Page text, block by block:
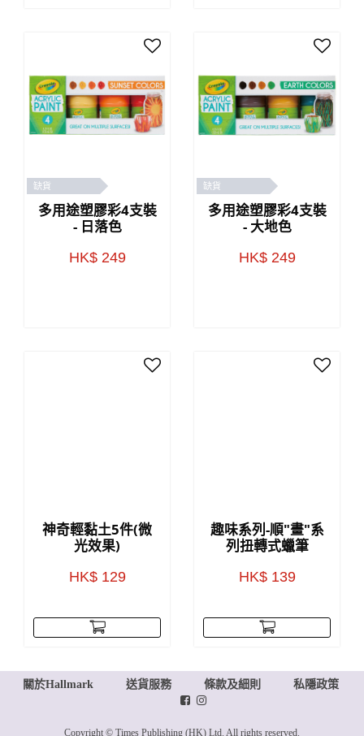
缺貨
多用途塑膠彩4支裝
- 日落色
HK$ 249
缺貨
多用途塑膠彩4支裝
- 大地色
HK$ 249
神奇輕黏土5件(微
光效果)
HK$ 129
趣味系列-順"畫"系
列扭轉式蠟筆
HK$ 139
關於Hallmark 送貨服務 條款及細則 私隱政策
Copyright © Times Publishing (HK) Ltd. All rights reserved.